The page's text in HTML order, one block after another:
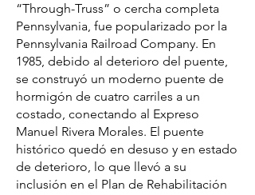
“Through-Truss” o cercha completa
Pennsylvania, fue popularizado por la
Pennsylvania Railroad Company. En
1985, debido al deterioro del puente,
se construyó un moderno puente de
hormigón de cuatro carriles a un
costado, conectando al Expreso
Manuel Rivera Morales. El puente
histórico quedó en desuso y en estado
de deterioro, lo que llevó a su
inclusión en el Plan de Rehabilitación